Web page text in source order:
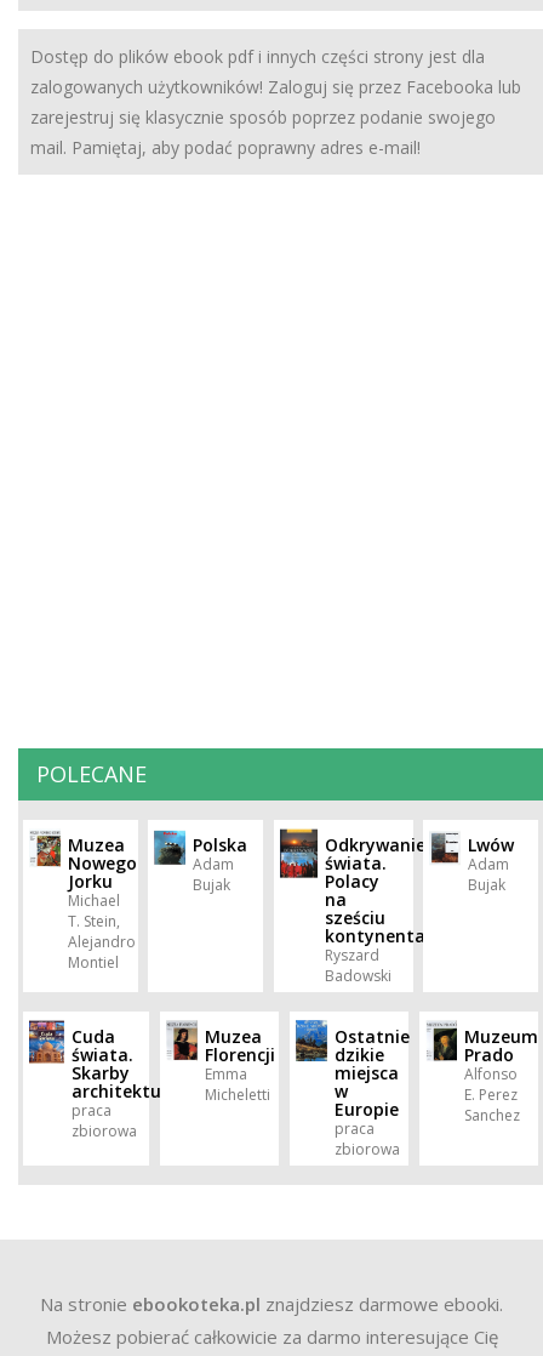
Dostęp do plików ebook pdf i innych części strony jest dla
zalogowanych użytkowników! Zaloguj się przez Facebooka lub
zarejestruj się klasycznie sposób poprzez podanie swojego
mail. Pamiętaj, aby podać poprawny adres e-mail!
POLECANE
Muzea
Nowego
Jorku
Michael
T. Stein,
Alejandro
Montiel
Polska
Adam
Bujak
Odkrywanie
świata.
Polacy
na
sześciu
kontynentach
Ryszard
Badowski
Lwów
Adam
Bujak
Cuda
świata.
Skarby
architektury
praca
zbiorowa
Muzea
Florencji
Emma
Micheletti
Ostatnie
dzikie
miejsca
w
Europie
praca
zbiorowa
Muzeum
Prado
Alfonso
E. Perez
Sanchez
Na stronie ebookoteka.pl znajdziesz darmowe ebooki.
Możesz pobierać całkowicie za darmo interesujące Cię